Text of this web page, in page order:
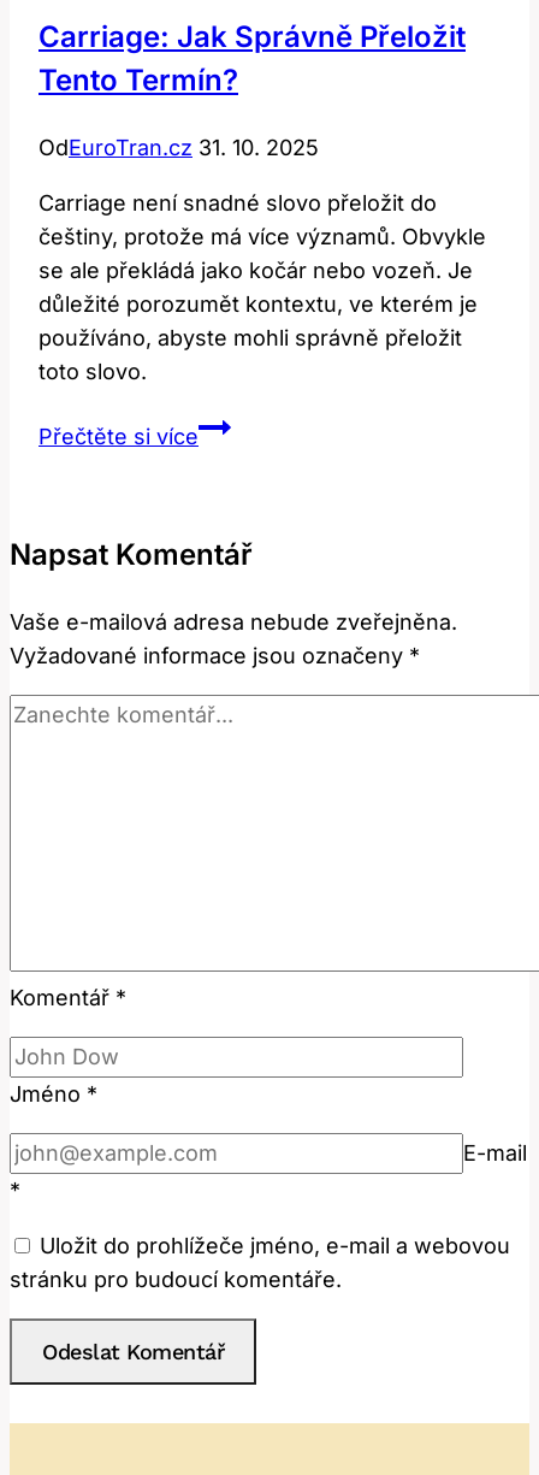
Carriage: Jak Správně Přeložit
Tento Termín?
OdEuroTran.cz 31. 10. 2025
Carriage není snadné slovo přeložit do
češtiny, protože má více významů. Obvykle
se ale překládá jako kočár nebo vozeň. Je
důležité porozumět kontextu, ve kterém je
používáno, abyste mohli správně přeložit
toto slovo.
Přečtěte si víceCarriage:
tento
Napsat Komentář
Vaše e-mailová adresa nebude zveřejněna.
Vyžadované informace jsou označeny *
Komentář *
Jméno *
E-mail
*
Uložit do prohlížeče jméno, e-mail a webovou
stránku pro budoucí komentáře.